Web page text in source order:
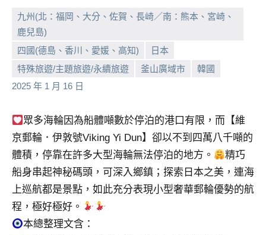
號
節
目
底、
外
節
目
持、
吳
哥
窟
泰
九州(北：福岡、大分、佐賀、長崎／南：熊本、宮崎、
鹿兒島)
四國(德島、香川、愛媛、高知)
日本
特殊旅遊/主題旅遊/永續旅遊
釜山廣域市
韓國
2025 年 1 月 16 日
芳
comments
眾多海輪因為船體噸數於停泊的港口有限，而【維
京郵輪．伊敦號Viking Yi Dun】卻以不到四萬八千噸的
體積，停靠在許多大型海輪無法停泊的地方。
精巧
船身串起神秘碼頭，可深入鄉鎮；探索日本之美，連海
上巡航都是景點，如此充分表現小型奢華郵輪優勢的航
程，極好極好。
本總整理文含：